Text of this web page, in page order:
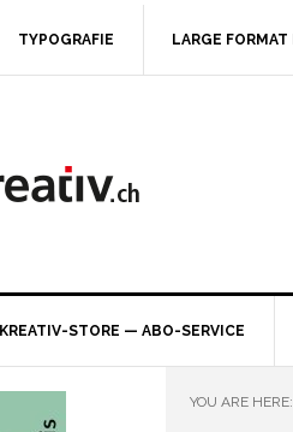
TYPOGRAFIE LARGE
KREATIV-STORE — ABO-SERVICE
YOU ARE HERE: